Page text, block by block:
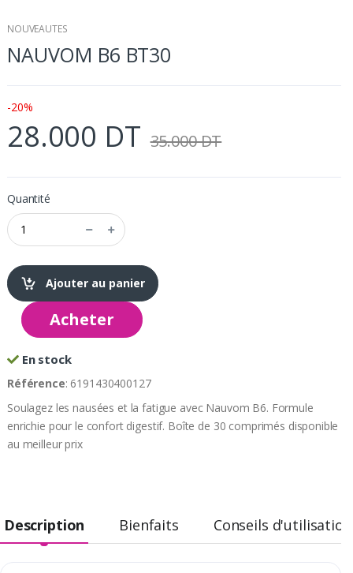
NOUVEAUTES
NAUVOM B6 BT30
-20%
28.000 DT 35.000 DT
Quantité
Ajouter au panier
Acheter
En stock
Référence: 6191430400127
Soulagez les nausées et la fatigue avec Nauvom B6. Formule
enrichie pour le confort digestif. Boîte de 30 comprimés disponible
au meilleur prix
Description Bienfaits Conseils d'utilisation